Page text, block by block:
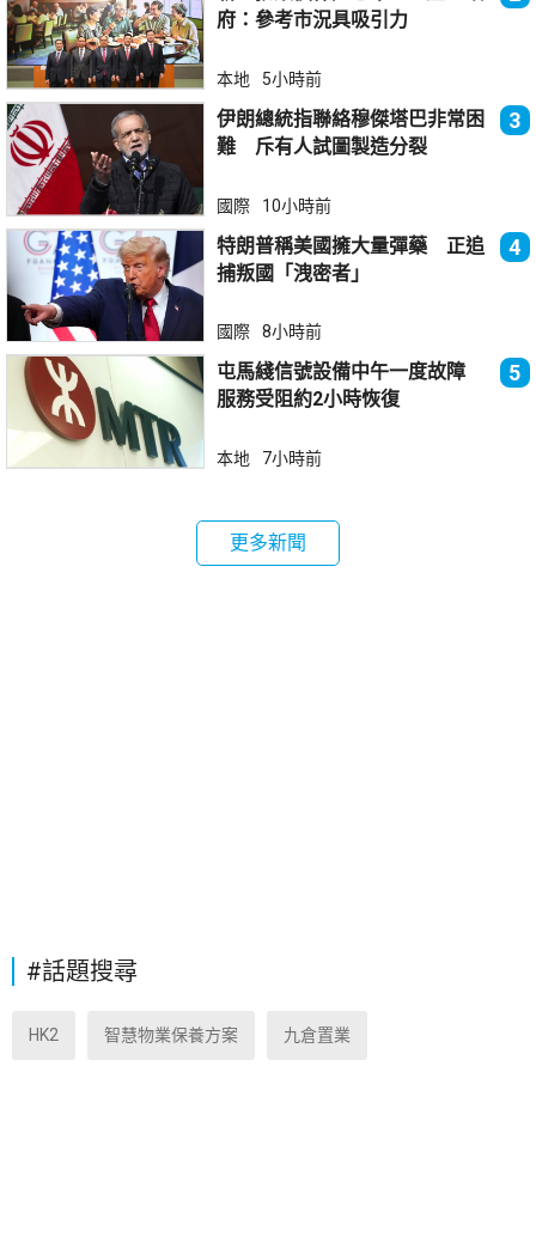
府：參考市況具吸引力
本地 5小時前
伊朗總統指聯絡穆傑塔巴非常困
難 斥有人試圖製造分裂
3
國際 10小時前
特朗普稱美國擁大量彈藥 正追
捕叛國「洩密者」
4
國際 8小時前
屯馬綫信號設備中午一度故障
服務受阻約2小時恢復
5
本地 7小時前
更多新聞
#話題搜尋
HK2 智慧物業保養方案 九倉置業